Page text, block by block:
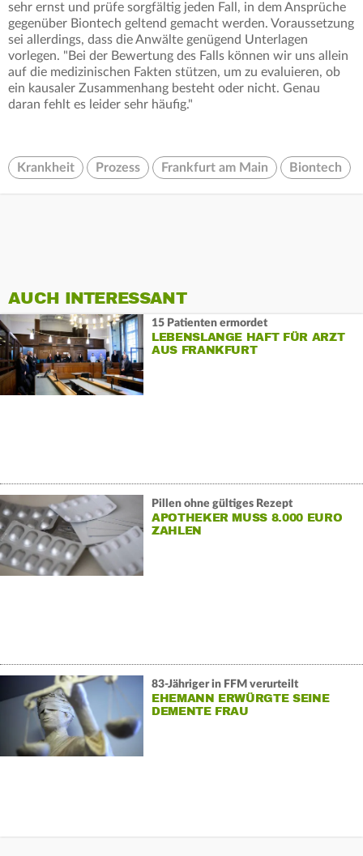
sehr ernst und prüfe sorgfältig jeden Fall, in dem Ansprüche
gegenüber Biontech geltend gemacht werden. Voraussetzung
sei allerdings, dass die Anwälte genügend Unterlagen
vorlegen. "Bei der Bewertung des Falls können wir uns allein
auf die medizinischen Fakten stützen, um zu evaluieren, ob
ein kausaler Zusammenhang besteht oder nicht. Genau
daran fehlt es leider sehr häufig."
Krankheit Prozess Frankfurt am Main Biontech
AUCH INTERESSANT
15 Patienten ermordet
LEBENSLANGE HAFT FÜR ARZT
AUS FRANKFURT
Pillen ohne gültiges Rezept
APOTHEKER MUSS 8.000 EURO
ZAHLEN
83-Jähriger in FFM verurteilt
EHEMANN ERWÜRGTE SEINE
DEMENTE FRAU